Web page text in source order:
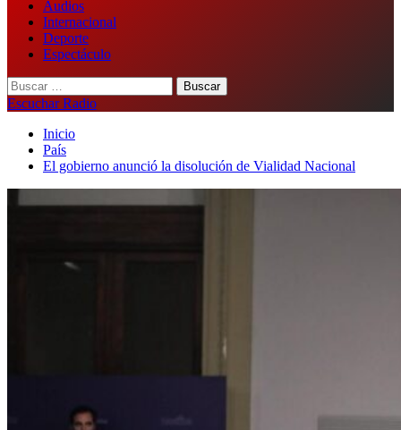
Audios
Internacional
Deporte
Espectáculo
Buscar:
Escuchar Radio
Inicio
País
El gobierno anunció la disolución de Vialidad Nacional